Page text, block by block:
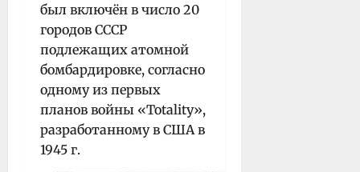
был включён в число 20
городов СССР
подлежащих атомной
бомбардировке, согласно
одному из первых
планов войны «Totality»,
разработанному в США в
1945 г.